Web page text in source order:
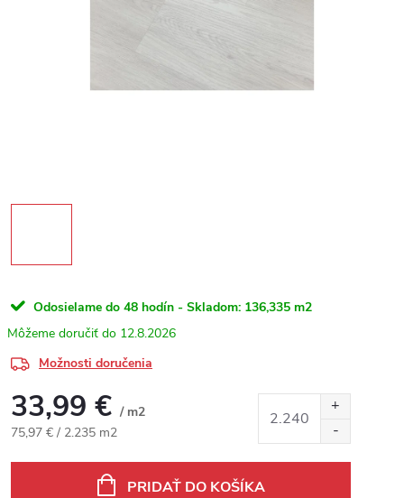
Odosielame do 48 hodín - Skladom: 136,335 m2
12.8.2026
Možnosti doručenia
33,99 € / m2
Jednotková cena:
75,97 € / 2.235 m2
PRIDAŤ DO KOŠÍKA